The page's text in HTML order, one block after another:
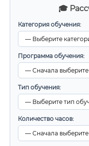
🎓
Категория обучения:
Программа обучения:
Тип обучения:
Количество часов: